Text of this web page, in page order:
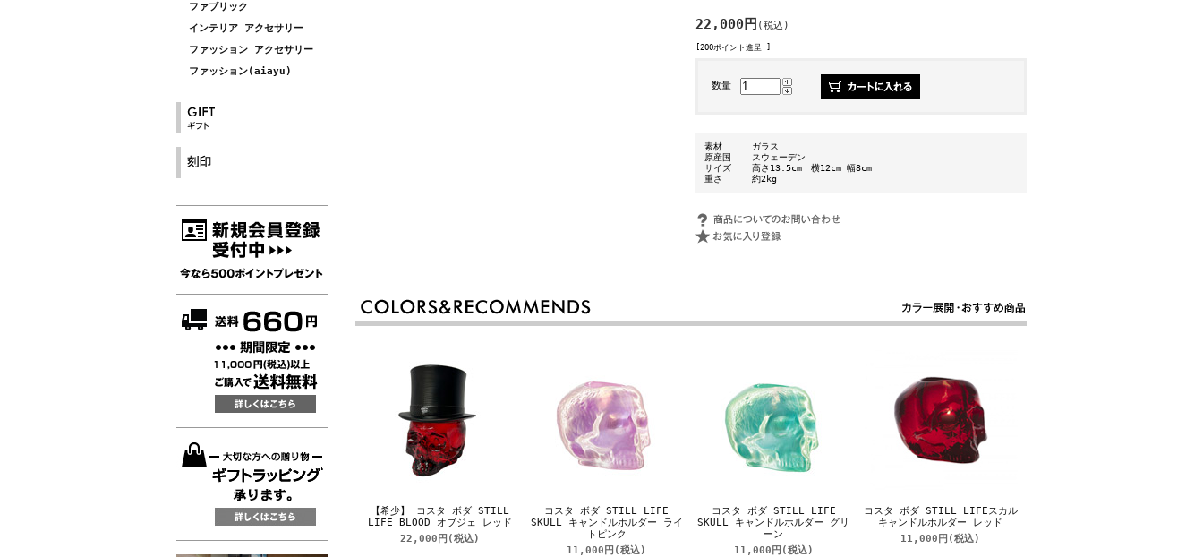
ファブリック
インテリア アクセサリー
ファッション アクセサリー
ファッション(aiayu)
22,000円 (税込)
[200ポイント進呈 ]
数量
素材
ガラス
原産国
スウェーデン
サイズ
高さ13.5cm 横12cm 幅8cm
重さ
約2kg
【希少】 コスタ ボダ STILL
LIFE BLOOD オブジェ レッド
22,000円 (税込)
コスタ ボダ STILL LIFE
SKULL キャンドルホルダー ライ
トピンク
11,000円 (税込)
コスタ ボダ STILL LIFE
SKULL キャンドルホルダー グリ
ーン
11,000円 (税込)
コスタ ボダ STILL LIFEスカル
キャンドルホルダー レッド
11,000円 (税込)